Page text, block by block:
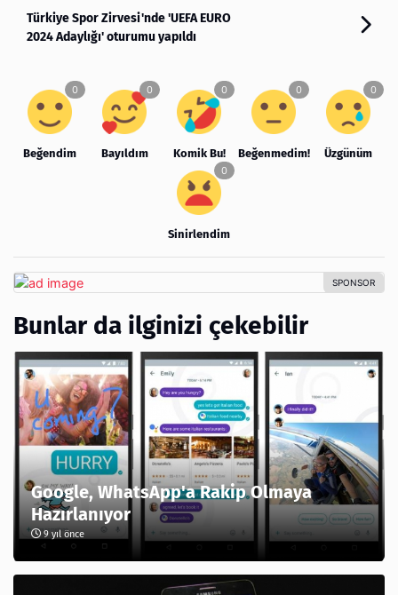
Türkiye Spor Zirvesi'nde 'UEFA EURO
2024 Adaylığı' oturumu yapıldı
Beğendim Bayıldım Komik Bu! Beğenmedim! Üzgünüm
Sinirlendim
Bunlar da ilginizi çekebilir
Google, WhatsApp'a Rakip Olmaya
Hazırlanıyor
9 yıl önce